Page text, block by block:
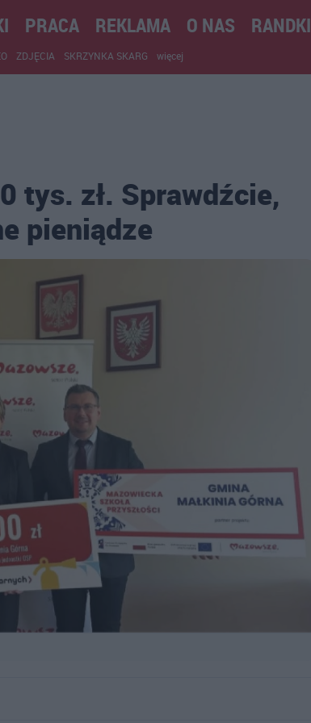
PRACA REKLAMA O NAS RANDKI
ZDJĘCIA SKRZYNKA SKARG więcej
tys. zł. Sprawdźcie,
pieniądze